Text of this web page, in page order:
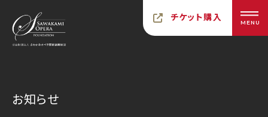
チケット購入 MENU
お知らせ